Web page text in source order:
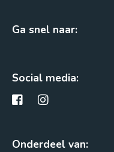
Ga snel naar:
Social media:
Onderdeel van: